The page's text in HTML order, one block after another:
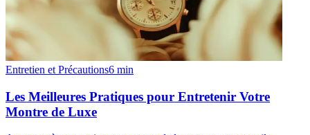
Entretien et Précautions6 min
Les Meilleures Pratiques pour Entretenir Votre
Montre de Luxe